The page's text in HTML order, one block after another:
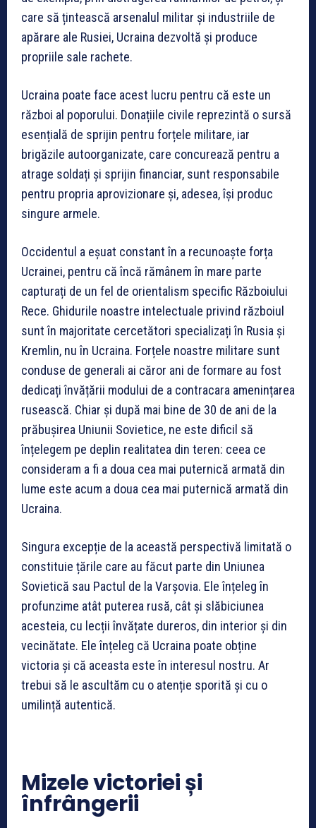
care să țintească arsenalul militar și industriile de
apărare ale Rusiei, Ucraina dezvoltă și produce
propriile sale rachete.
Ucraina poate face acest lucru pentru că este un
război al poporului. Donațiile civile reprezintă o sursă
esențială de sprijin pentru forțele militare, iar
brigăzile autoorganizate, care concurează pentru a
atrage soldați și sprijin financiar, sunt responsabile
pentru propria aprovizionare și, adesea, își produc
singure armele.
Occidentul a eșuat constant în a recunoaște forța
Ucrainei, pentru că încă rămânem în mare parte
capturați de un fel de orientalism specific Războiului
Rece. Ghidurile noastre intelectuale privind războiul
sunt în majoritate cercetători specializați în Rusia și
Kremlin, nu în Ucraina. Forțele noastre militare sunt
conduse de generali ai căror ani de formare au fost
dedicați învățării modului de a contracara amenințarea
rusească. Chiar și după mai bine de 30 de ani de la
prăbușirea Uniunii Sovietice, ne este dificil să
înțelegem pe deplin realitatea din teren: ceea ce
consideram a fi a doua cea mai puternică armată din
lume este acum a doua cea mai puternică armată din
Ucraina.
Singura excepție de la această perspectivă limitată o
constituie țările care au făcut parte din Uniunea
Sovietică sau Pactul de la Varșovia. Ele înțeleg în
profunzime atât puterea rusă, cât și slăbiciunea
acesteia, cu lecții învățate dureros, din interior și din
vecinătate. Ele înțeleg că Ucraina poate obține
victoria și că aceasta este în interesul nostru. Ar
trebui să le ascultăm cu o atenție sporită și cu o
umilință autentică.
Mizele victoriei și
înfrângerii